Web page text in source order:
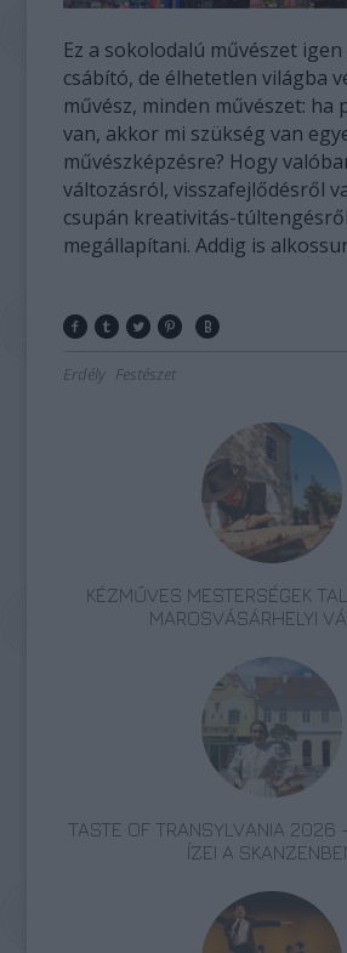
Ez a sokolodalú művészet igen
csábító, de élhetetlen világba
művész, minden művészet: ha
van, akkor mi szükség van
művészképzésre? Hogy
változásról, visszafejlődésről
csupán kreativitás-
megállapítani. Addig is
Erdély Festészet
KÉZMŰVES MESTERSÉGEK
MAROSVÁSÁRHELYI
TASTE OF TRANSYLVANIA 2026
ÍZEI A